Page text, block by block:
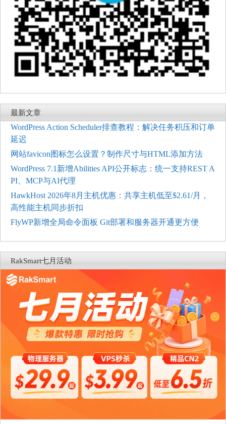
最新文章
WordPress Action Scheduler排查教程：解决任务积压和订单
延迟
网站favicon图标怎么设置？制作尺寸与HTML添加方法
WordPress 7.1新增Abilities API公开标志：统一支持REST A
PI、MCP与AI代理
HawkHost 2026年8月主机优惠：共享主机低至$2.61/月，
高性能主机同步折扣
FlyWP新增全局命令面板 Git部署和服务器开通更方便
RakSmart七月活动